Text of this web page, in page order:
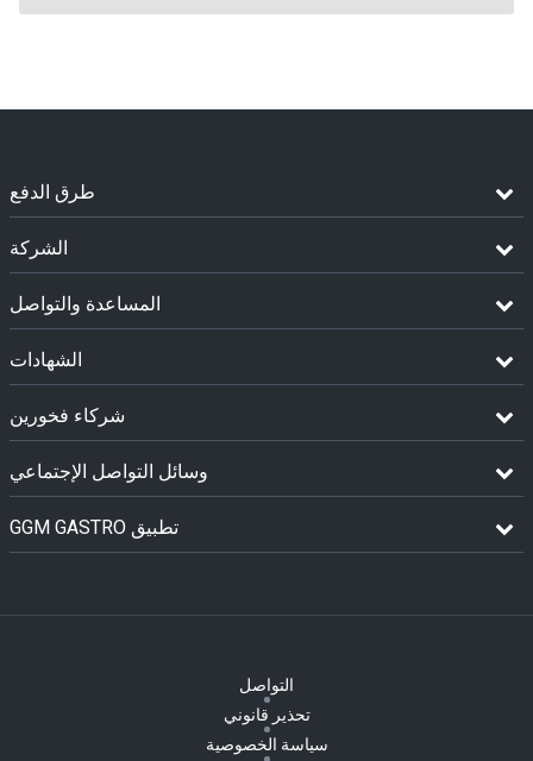
طرق الدفع
الشركة
المساعدة والتواصل
الشهادات
شركاء فخورين
وسائل التواصل الإجتماعي
GGM GASTRO تطبيق
التواصل
تحذير قانوني
سياسة الخصوصية